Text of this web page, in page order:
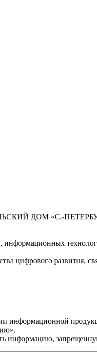
ДОМ «С.-
информационных
цифрового развития,
информационной
информацию,